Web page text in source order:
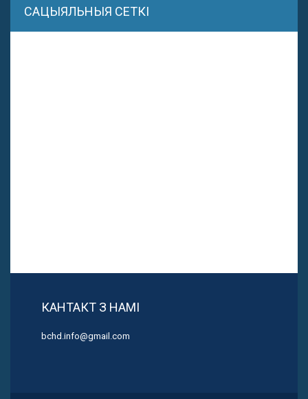
САЦЫЯЛЬНЫЯ СЕТКІ
КАНТАКТ З НАМІ
bchd.info@gmail.com